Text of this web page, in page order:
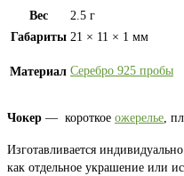
Вес
2.5 г
Габариты 21 × 11 × 1 мм
Материал Серебро 925 пробы
Чокер — короткое ожерелье,
Изготавливается
как отдельное украшение или